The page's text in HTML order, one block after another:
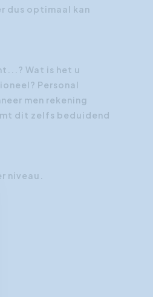
dus optimaal kan
Wat is het u
Personal
men rekening
dit zelfs beduidend
niveau.